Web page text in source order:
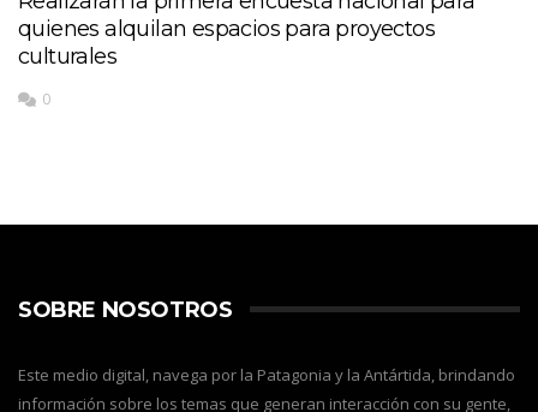
quienes alquilan espacios para proyectos
culturales
0
SOBRE NOSOTROS
Este medio digital, navega por la Patagonia y la Antártida, brindando
información sobre los temas que generan interacción con su gente,